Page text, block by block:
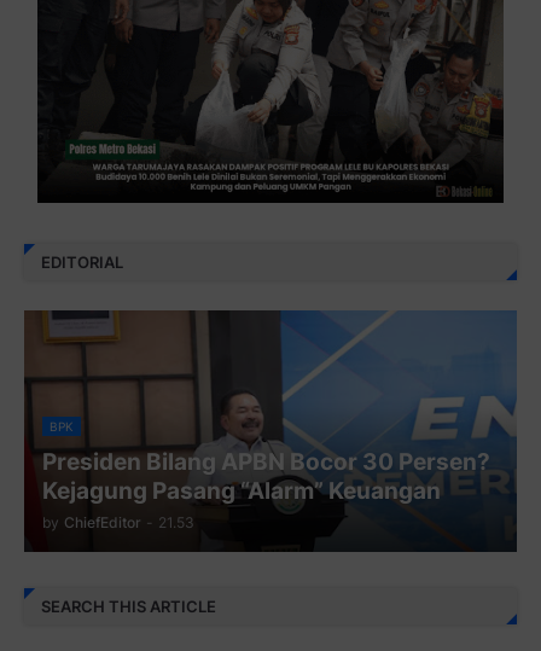
EDITORIAL
BPK
Presiden Bilang APBN Bocor 30 Persen?
Kejagung Pasang “Alarm” Keuangan
by ChiefEditor - 21.53
SEARCH THIS ARTICLE